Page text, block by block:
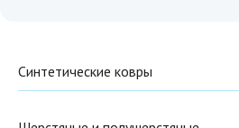
Синтетические ковры